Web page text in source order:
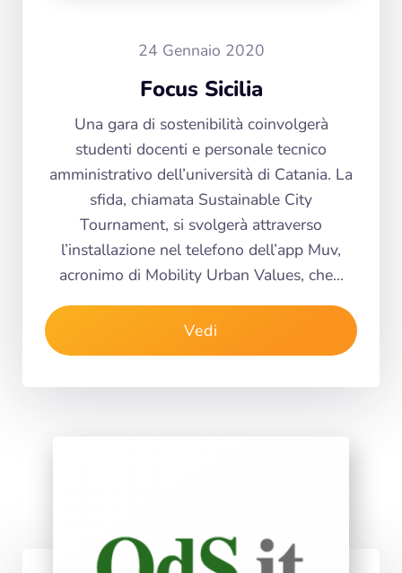
24 Gennaio 2020
Focus Sicilia
Una gara di sostenibilità coinvolgerà
studenti docenti e personale tecnico
amministrativo dell’università di Catania. La
sfida, chiamata Sustainable City
Tournament, si svolgerà attraverso
l’installazione nel telefono dell’app Muv,
acronimo di Mobility Urban Values, che…
Vedi